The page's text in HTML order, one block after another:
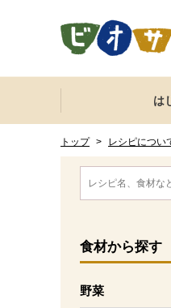
共通メニューです。
ューをスキップする
は
トップ > レシピについ
ここから消費材検
食材から探す
野菜
を開く
消費材検索メニュ
ここから本文です。